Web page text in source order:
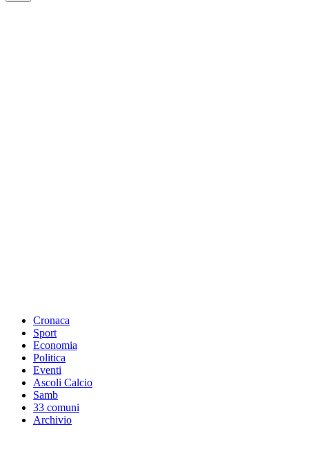
Cronaca
Sport
Economia
Politica
Eventi
Ascoli Calcio
Samb
33 comuni
Archivio